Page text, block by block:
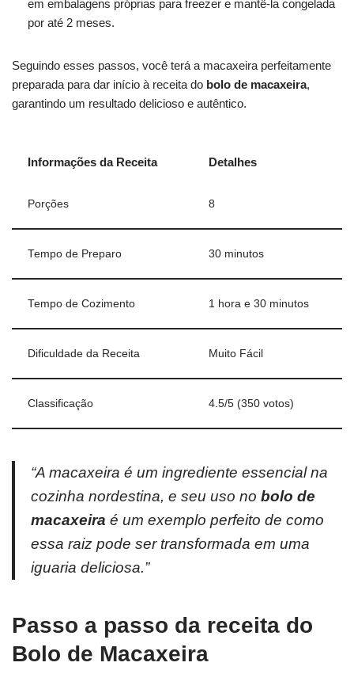
em embalagens próprias para freezer e mantê-la congelada
por até 2 meses.
Seguindo esses passos, você terá a macaxeira perfeitamente
preparada para dar início à receita do bolo de macaxeira,
garantindo um resultado delicioso e autêntico.
Informações da Receita Detalhes
Porções 8
Tempo de Preparo 30 minutos
Tempo de Cozimento 1 hora e 30 minutos
Dificuldade da Receita Muito Fácil
Classificação 4.5/5 (350 votos)
“A macaxeira é um ingrediente essencial na
cozinha nordestina, e seu uso no bolo de
macaxeira é um exemplo perfeito de como
essa raiz pode ser transformada em uma
iguaria deliciosa.”
Passo a passo da receita do
Bolo de Macaxeira